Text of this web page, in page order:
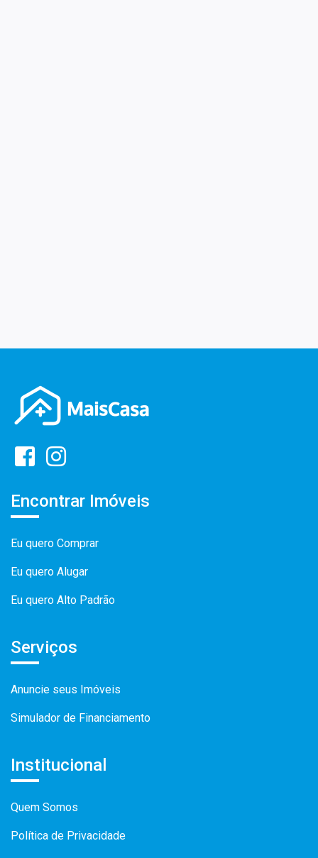
Encontrar Imóveis
Eu quero Comprar
Eu quero Alugar
Eu quero Alto Padrão
Serviços
Anuncie seus Imóveis
Simulador de Financiamento
Institucional
Quem Somos
Política de Privacidade